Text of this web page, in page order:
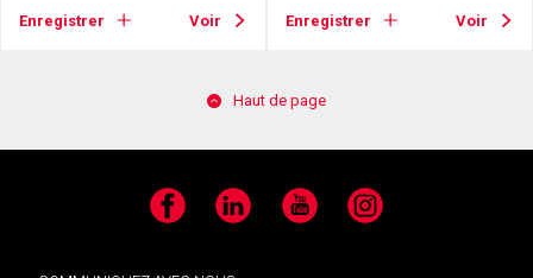
Enregistrer Voir Enregistrer Voir
Haut de page
Facebook LinkedIn YouTube Instagram